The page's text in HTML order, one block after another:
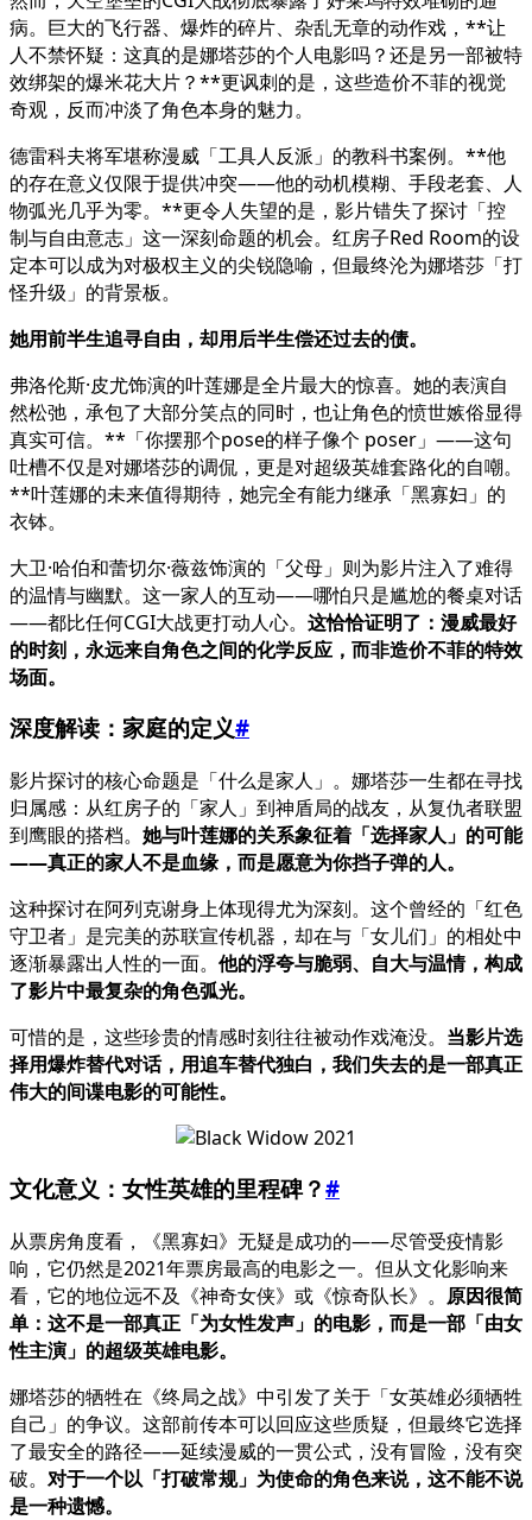
病。巨大的飞行器、爆炸的碎片、杂乱无章的动作戏，**让
人不禁怀疑：这真的是娜塔莎的个人电影吗？还是另一部被特
效绑架的爆米花大片？**更讽刺的是，这些造价不菲的视觉
奇观，反而冲淡了角色本身的魅力。
德雷科夫将军堪称漫威「工具人反派」的教科书案例。**他
的存在意义仅限于提供冲突——他的动机模糊、手段老套、人
物弧光几乎为零。**更令人失望的是，影片错失了探讨「控
制与自由意志」这一深刻命题的机会。红房子Red Room的设
定本可以成为对极权主义的尖锐隐喻，但最终沦为娜塔莎「打
怪升级」的背景板。
她用前半生追寻自由，却用后半生偿还过去的债。
弗洛伦斯·皮尤饰演的叶莲娜是全片最大的惊喜。她的表演自
然松弛，承包了大部分笑点的同时，也让角色的愤世嫉俗显得
真实可信。**「你摆那个pose的样子像个 poser」——这句
吐槽不仅是对娜塔莎的调侃，更是对超级英雄套路化的自嘲。
**叶莲娜的未来值得期待，她完全有能力继承「黑寡妇」的
衣钵。
大卫·哈伯和蕾切尔·薇兹饰演的「父母」则为影片注入了难得
的温情与幽默。这一家人的互动——哪怕只是尴尬的餐桌对话
——都比任何CGI大战更打动人心。 这恰恰证明了：漫威最好
的时刻，永远来自角色之间的化学反应，而非造价不菲的特效
场面。
深度解读：家庭的定义#
影片探讨的核心命题是「什么是家人」。娜塔莎一生都在寻找
归属感：从红房子的「家人」到神盾局的战友，从复仇者联盟
到鹰眼的搭档。 她与叶莲娜的关系象征着「选择家人」的可能
——真正的家人不是血缘，而是愿意为你挡子弹的人。
这种探讨在阿列克谢身上体现得尤为深刻。这个曾经的「红色
守卫者」是完美的苏联宣传机器，却在与「女儿们」的相处中
逐渐暴露出人性的一面。 他的浮夸与脆弱、自大与温情，构成
了影片中最复杂的角色弧光。
可惜的是，这些珍贵的情感时刻往往被动作戏淹没。 当影片选
择用爆炸替代对话，用追车替代独白，我们失去的是一部真正
伟大的间谍电影的可能性。
文化意义：女性英雄的里程碑？#
从票房角度看，《黑寡妇》无疑是成功的——尽管受疫情影
响，它仍然是2021年票房最高的电影之一。但从文化影响来
看，它的地位远不及《神奇女侠》或《惊奇队长》。 原因很简
单：这不是一部真正「为女性发声」的电影，而是一部「由女
性主演」的超级英雄电影。
娜塔莎的牺牲在《终局之战》中引发了关于「女英雄必须牺牲
自己」的争议。这部前传本可以回应这些质疑，但最终它选择
了最安全的路径——延续漫威的一贯公式，没有冒险，没有突
破。 对于一个以「打破常规」为使命的角色来说，这不能不说
是一种遗憾。